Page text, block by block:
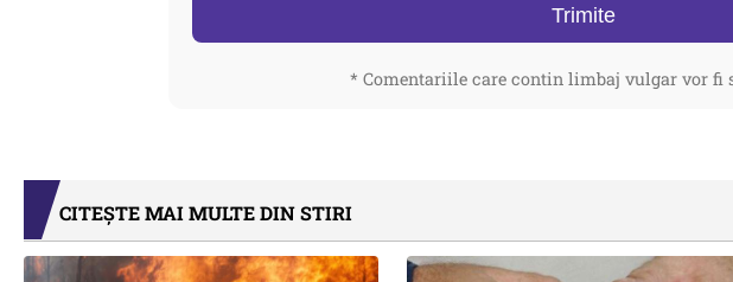
Trimite
* Comentariile care contin limbaj vulgar vor fi
CITEȘTE MAI MULTE DIN STIRI